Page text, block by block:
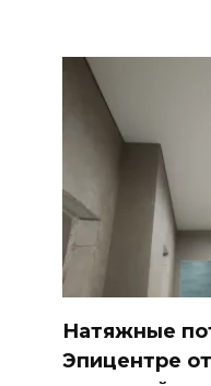
Натяжные
Эпицентре